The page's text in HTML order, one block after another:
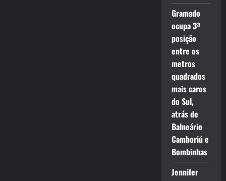
Gramado
ocupa 3ª
posição
entre os
metros
quadrados
mais caros
do Sul,
atrás de
Balneário
Camboriú e
Bombinhas
Jennifer